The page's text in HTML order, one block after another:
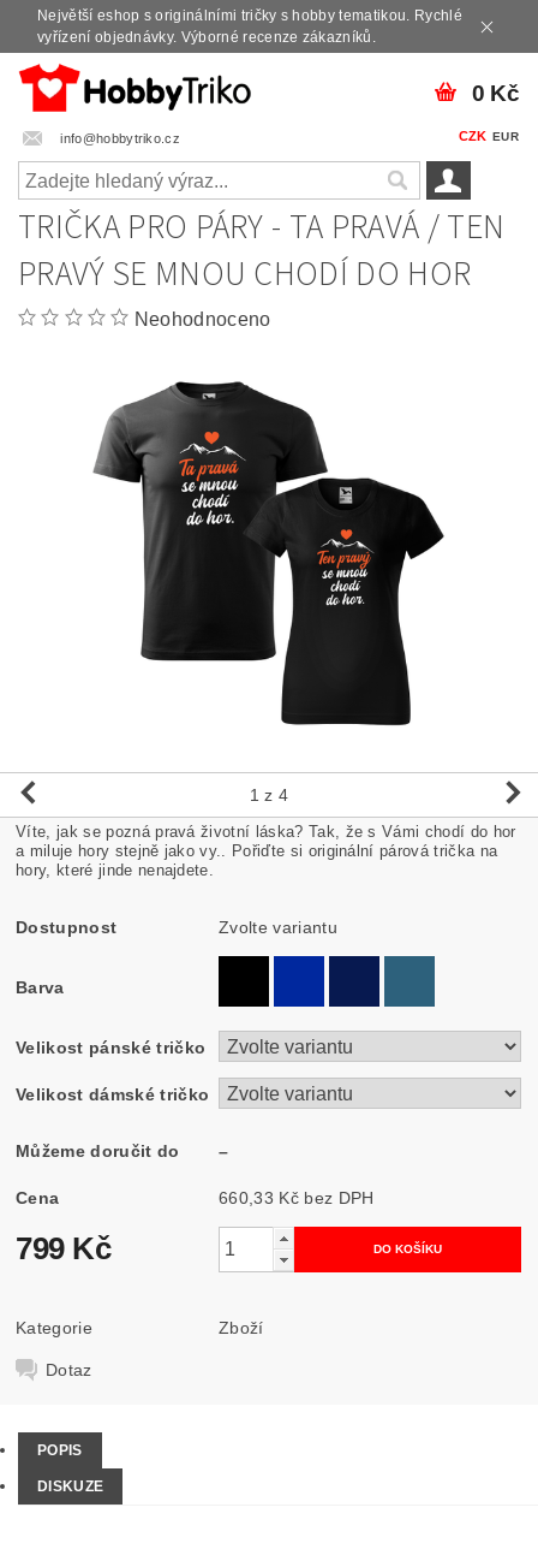
Největší eshop s originálními tričky s hobby tematikou. Rychlé
vyřízení objednávky. Výborné recenze zákazníků.
info@hobbytriko.cz CZK EUR
0 Kč
TRIČKA PRO PÁRY - TA PRAVÁ / TEN
PRAVÝ SE MNOU CHODÍ DO HOR
Neohodnoceno
1 z 4
Víte, jak se pozná pravá životní láska? Tak, že s Vámi chodí do hor
a miluje hory stejně jako vy.. Pořiďte si originální párová trička na
hory, které jinde nenajdete.
Dostupnost Zvolte variantu
Barva
Velikost pánské tričko
Velikost dámské tričko
Můžeme doručit do –
Cena 660,33 Kč bez DPH
799 Kč
Kategorie Zboží
Dotaz
POPIS
DISKUZE